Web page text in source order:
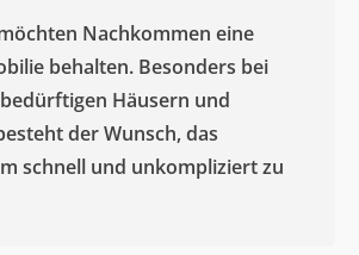
Nachkommen eine
behalten. Besonders bei
Häusern und
der Wunsch, das
schnell und unkompliziert zu